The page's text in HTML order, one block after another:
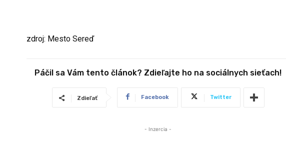
zdroj: Mesto Sereď
Páčil sa Vám tento článok? Zdieľajte ho na sociálnych sieťach!
Zdieľať Facebook Twitter
- Inzercia -